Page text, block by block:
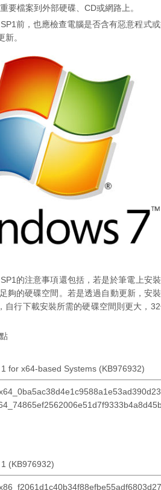
要檔案到外部硬碟、CD或網路上。
前，也應檢查電腦是否含有惡意程式
。
的注意事項還包括，若是於筆電上安
夠的硬碟空間。若是透過自動更新，安
自行下載安裝所需的硬碟空間則更大，
for x64-based Systems (KB976932)
(KB976932)